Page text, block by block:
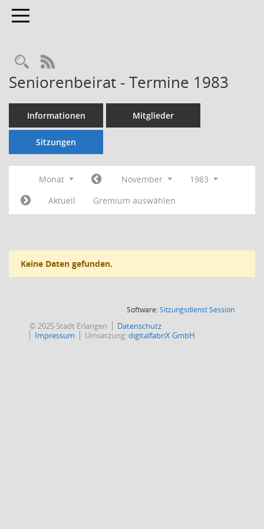
Toggle navigation
Rechercheauswahl
RSS-Feed
Seniorenbeirat - Termine 1983
Informationen Mitglieder
Sitzungen
Monat November
1983
Aktuell
Gremium auswählen
Keine Daten gefunden.
Software:SitzungsdienstSession(Wird in
© 2025 Stadt Erlangen
Datenschutz
Impressum
Umsetzung:digitalfabriX GmbH